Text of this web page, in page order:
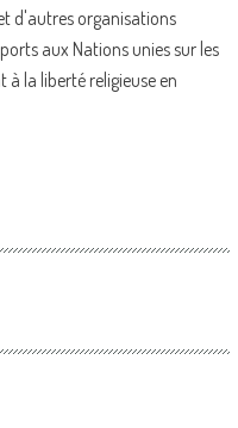
d'autres organisations
aux Nations unies sur les
la liberté religieuse en